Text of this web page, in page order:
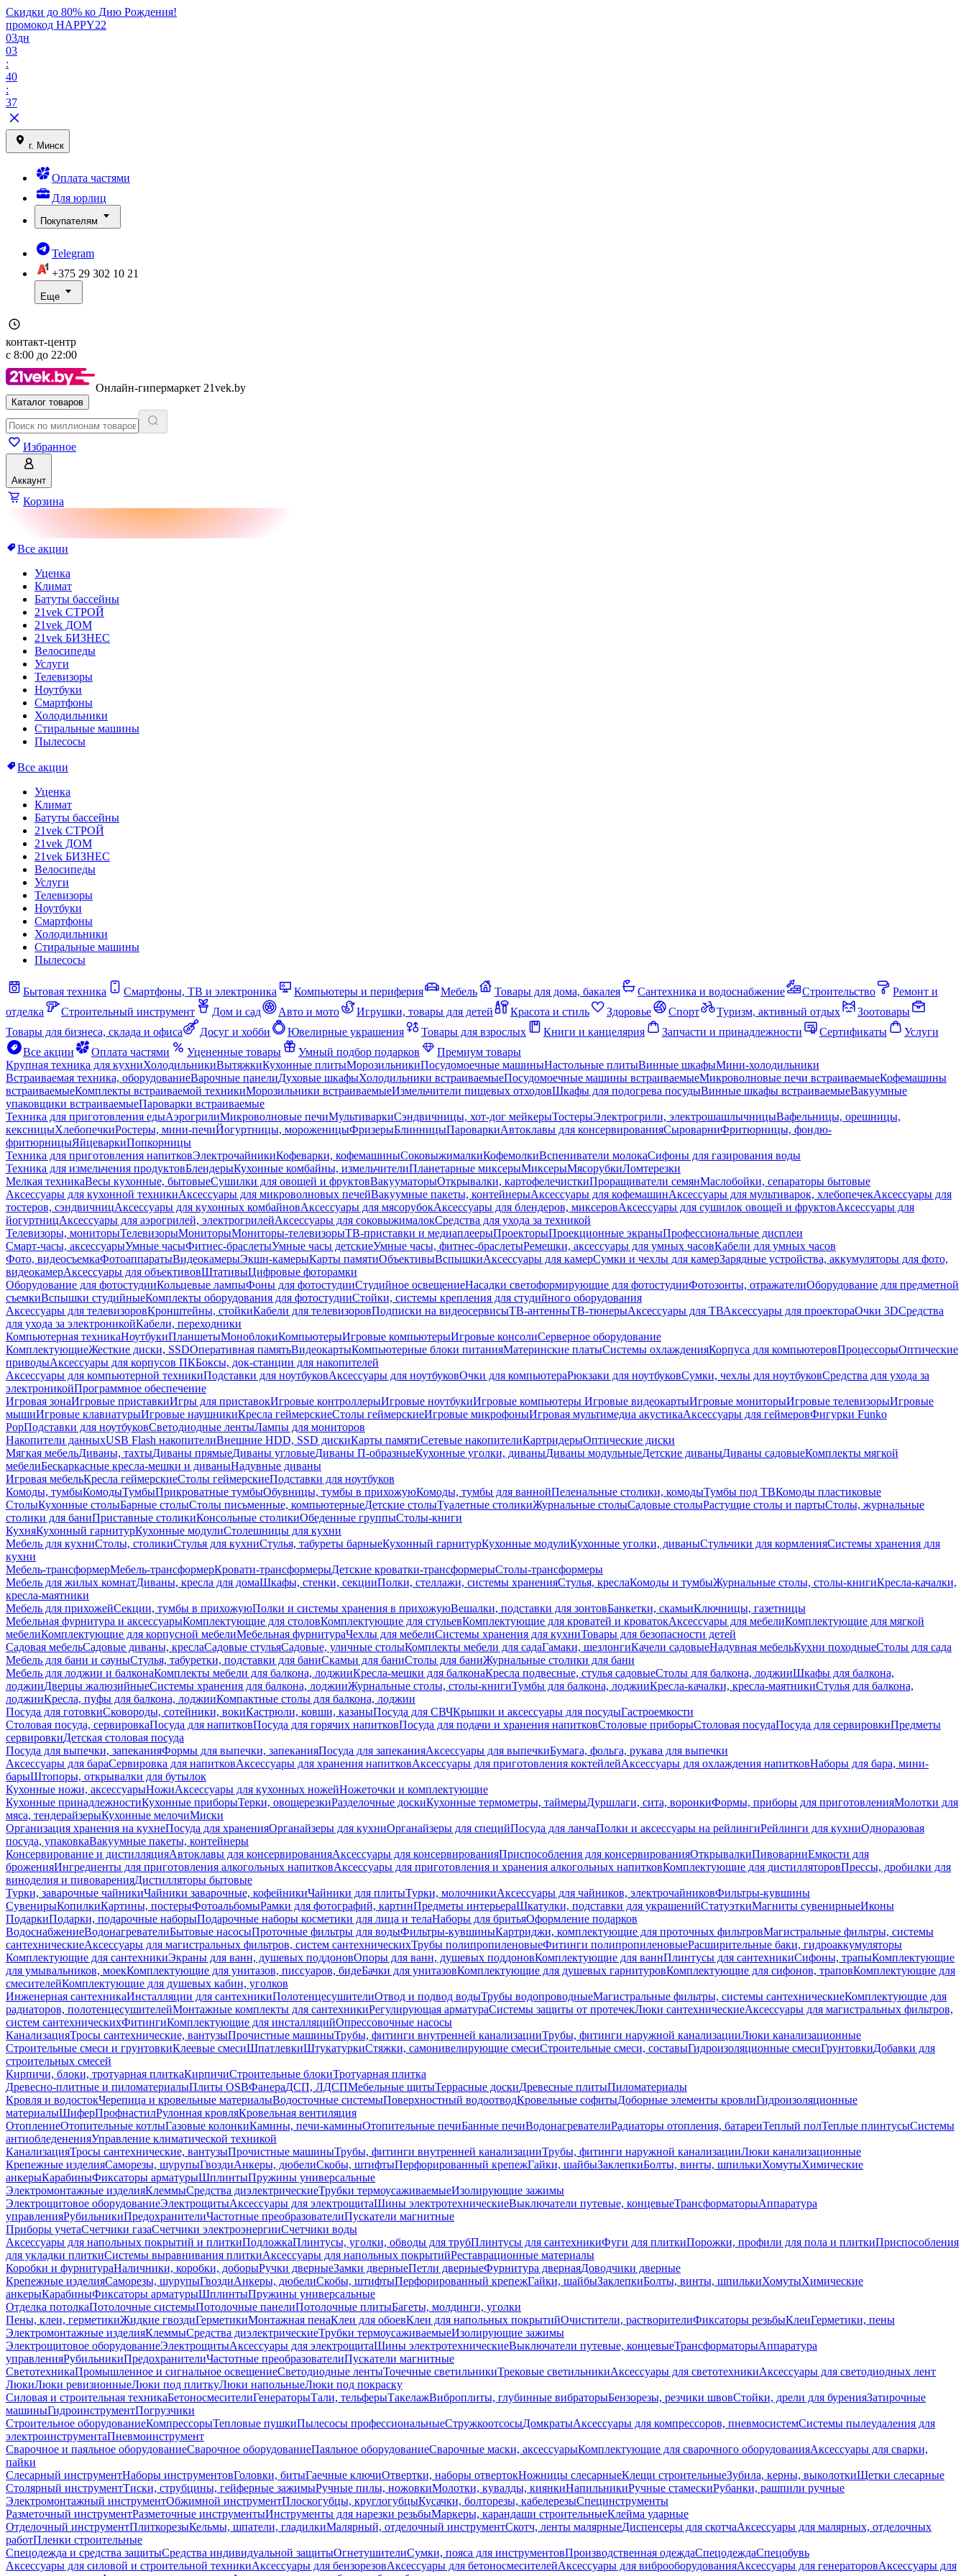
Скидки до 80% ко Дню Рождения!
промокод HAPPY22
03дн
03
:
40
:
37
г. Минск
Оплата частями
Для юрлиц
Покупателям
Telegram
+375 29 302 10 21
Еще
контакт-центр
с 8:00 до 22:00
Онлайн-гипермаркет 21vek.by
Каталог товаров
Избранное
Аккаунт
Корзина
Все акции
Уценка
Климат
Батуты бассейны
21vek СТРОЙ
21vek ДОМ
21vek БИЗНЕС
Велосипеды
Услуги
Телевизоры
Ноутбуки
Смартфоны
Холодильники
Стиральные машины
Пылесосы
Все акции
Уценка
Климат
Батуты бассейны
21vek СТРОЙ
21vek ДОМ
21vek БИЗНЕС
Велосипеды
Услуги
Телевизоры
Ноутбуки
Смартфоны
Холодильники
Стиральные машины
Пылесосы
Бытовая техника Смартфоны, ТВ и электроника Компьютеры и периферия Мебель Товары для дома, бакалея Сантехника и водоснабжение Строительство
Ремонт и
отделка
Строительный инструмент Дом и сад Авто и мото Игрушки, товары для детей Красота и стиль Здоровье Спорт Туризм, активный отдых
Зоотовары
Товары для бизнеса, склада и офиса
Досуг и хобби Ювелирные украшения Товары для взрослых Книги и канцелярия Запчасти и принадлежности Сертификаты
Услуги
Все акции
Оплата частями Уцененные товары Умный подбор подарков
Премиум товары
Крупная техника для кухниХолодильникиВытяжкиКухонные плитыМорозильникиПосудомоечные машиныНастольные плитыВинные шкафыМини-холодильники
Встраиваемая техника, оборудованиеВарочные панелиДуховые шкафыХолодильники встраиваемыеПосудомоечные машины встраиваемыеМикроволновые печи встраиваемыеКофемашины
встраиваемыеКомплекты встраиваемой техникиМорозильники встраиваемыеИзмельчители пищевых отходовШкафы для подогрева посудыВинные шкафы встраиваемыеВакуумные
упаковщики встраиваемыеПароварки встраиваемые
Техника для приготовления едыАэрогрилиМикроволновые печиМультиваркиСэндвичницы, хот-дог мейкерыТостерыЭлектрогрили, электрошашлычницыВафельницы, орешницы,
кексницыХлебопечкиРостеры, мини-печиЙогуртницы, мороженицыФризерыБлинницыПароваркиАвтоклавы для консервированияСыроварниФритюрницы, фондю-
фритюрницыЯйцеваркиПопкорницы
Техника для приготовления напитковЭлектрочайникиКофеварки, кофемашиныСоковыжималкиКофемолкиВспениватели молокаСифоны для газирования воды
Техника для измельчения продуктовБлендерыКухонные комбайны, измельчителиПланетарные миксерыМиксерыМясорубкиЛомтерезки
Мелкая техникаВесы кухонные, бытовыеСушилки для овощей и фруктовВакууматорыОткрывалки, картофелечисткиПроращиватели семянМаслобойки, сепараторы бытовые
Аксессуары для кухонной техникиАксессуары для микроволновых печейВакуумные пакеты, контейнерыАксессуары для кофемашинАксессуары для мультиварок, хлебопечекАксессуары для
тостеров, сэндвичницАксессуары для кухонных комбайновАксессуары для мясорубокАксессуары для блендеров, миксеровАксессуары для сушилок овощей и фруктовАксессуары для
йогуртницАксессуары для аэрогрилей, электрогрилейАксессуары для соковыжималокСредства для ухода за техникой
Телевизоры, мониторыТелевизорыМониторыМониторы-телевизорыТВ-приставки и медиаплеерыПроекторыПроекционные экраныПрофессиональные дисплеи
Смарт-часы, аксессуарыУмные часыФитнес-браслетыУмные часы детскиеУмные часы, фитнес-браслетыРемешки, аксессуары для умных часовКабели для умных часов
Фото, видеосъемкаФотоаппаратыВидеокамерыЭкшн-камерыКарты памятиОбъективыВспышкиАксессуары для камерСумки и чехлы для камерЗарядные устройства, аккумуляторы для фото,
видеокамерАксессуары для объективовШтативыЦифровые фоторамки
Оборудование для фотостудииКольцевые лампыФоны для фотостудииСтудийное освещениеНасадки светоформирующие для фотостудииФотозонты, отражателиОборудование для предметной
съемкиВспышки студийныеКомплекты оборудования для фотостудииСтойки, системы крепления для студийного оборудования
Аксессуары для телевизоровКронштейны, стойкиКабели для телевизоровПодписки на видеосервисыТВ-антенныТВ-тюнерыАксессуары для ТВАксессуары для проектораОчки 3DСредства
для ухода за электроникойКабели, переходники
Компьютерная техникаНоутбукиПланшетыМоноблокиКомпьютерыИгровые компьютерыИгровые консолиСерверное оборудование
КомплектующиеЖесткие диски, SSDОперативная памятьВидеокартыКомпьютерные блоки питанияМатеринские платыСистемы охлажденияКорпуса для компьютеровПроцессорыОптические
приводыАксессуары для корпусов ПКБоксы, док-станции для накопителей
Аксессуары для компьютерной техникиПодставки для ноутбуковАксессуары для ноутбуковОчки для компьютераРюкзаки для ноутбуковСумки, чехлы для ноутбуковСредства для ухода за
электроникойПрограммное обеспечение
Игровая зонаИгровые приставкиИгры для приставокИгровые контроллерыИгровые ноутбукиИгровые компьютеры Игровые видеокартыИгровые мониторыИгровые телевизорыИгровые
мышиИгровые клавиатурыИгровые наушникиКресла геймерскиеСтолы геймерскиеИгровые микрофоныИгровая мультимедиа акустикаАксессуары для геймеровФигурки Funko
PopПодставки для ноутбуковСветодиодные лентыЛампы для мониторов
Накопители данныхUSB Flash накопителиВнешние HDD, SSD дискиКарты памятиСетевые накопителиКартридерыОптические диски
Мягкая мебельДиваны, тахтыДиваны прямыеДиваны угловыеДиваны П-образныеКухонные уголки, диваныДиваны модульныеДетские диваныДиваны садовыеКомплекты мягкой
мебелиБескаркасные кресла-мешки и диваныНадувные диваны
Игровая мебельКресла геймерскиеСтолы геймерскиеПодставки для ноутбуков
Комоды, тумбыКомодыТумбыПрикроватные тумбыОбувницы, тумбы в прихожуюКомоды, тумбы для ваннойПеленальные столики, комодыТумбы под ТВКомоды пластиковые
СтолыКухонные столыБарные столыСтолы письменные, компьютерныеДетские столыТуалетные столикиЖурнальные столыСадовые столыРастущие столы и партыСтолы, журнальные
столики для баниПриставные столикиКонсольные столикиОбеденные группыСтолы-книги
КухняКухонный гарнитурКухонные модулиСтолешницы для кухни
Мебель для кухниСтолы, столикиСтулья для кухниСтулья, табуреты барныеКухонный гарнитурКухонные модулиКухонные уголки, диваныСтульчики для кормленияСистемы хранения для
кухни
Мебель-трансформерМебель-трансформерКровати-трансформерыДетские кроватки-трансформерыСтолы-трансформеры
Мебель для жилых комнатДиваны, кресла для домаШкафы, стенки, секцииПолки, стеллажи, системы храненияСтулья, креслаКомоды и тумбыЖурнальные столы, столы-книгиКресла-качалки,
кресла-маятники
Мебель для прихожейСекции, тумбы в прихожуюПолки и системы хранения в прихожуюВешалки, подставки для зонтовБанкетки, скамьиКлючницы, газетницы
Мебельная фурнитура и аксессуарыКомплектующие для столовКомплектующие для стульевКомплектующие для кроватей и кроватокАксессуары для мебелиКомплектующие для мягкой
мебелиКомплектующие для корпусной мебелиМебельная фурнитураЧехлы для мебелиСистемы хранения для кухниТовары для безопасности детей
Садовая мебельСадовые диваны, креслаСадовые стульяСадовые, уличные столыКомплекты мебели для садаГамаки, шезлонгиКачели садовыеНадувная мебельКухни походныеСтолы для сада
Мебель для бани и сауныСтулья, табуретки, подставки для баниСкамьи для баниСтолы для баниЖурнальные столики для бани
Мебель для лоджии и балконаКомплекты мебели для балкона, лоджииКресла-мешки для балконаКресла подвесные, стулья садовыеСтолы для балкона, лоджииШкафы для балкона,
лоджииДверцы жалюзийныеСистемы хранения для балкона, лоджииЖурнальные столы, столы-книгиТумбы для балкона, лоджииКресла-качалки, кресла-маятникиСтулья для балкона,
лоджииКресла, пуфы для балкона, лоджииКомпактные столы для балкона, лоджии
Посуда для готовкиСковороды, сотейники, вокиКастрюли, ковши, казаныПосуда для СВЧКрышки и аксессуары для посудыГастроемкости
Столовая посуда, сервировкаПосуда для напитковПосуда для горячих напитковПосуда для подачи и хранения напитковСтоловые приборыСтоловая посудаПосуда для сервировкиПредметы
сервировкиДетская столовая посуда
Посуда для выпечки, запеканияФормы для выпечки, запеканияПосуда для запеканияАксессуары для выпечкиБумага, фольга, рукава для выпечки
Аксессуары для бараСервировка для напитковАксессуары для хранения напитковАксессуары для приготовления коктейлейАксессуары для охлаждения напитковНаборы для бара, мини-
барыШтопоры, открывалки для бутылок
Кухонные ножи, аксессуарыНожиАксессуары для кухонных ножейНожеточки и комплектующие
Кухонные принадлежностиКухонные приборыТерки, овощерезкиРазделочные доскиКухонные термометры, таймерыДуршлаги, сита, воронкиФормы, приборы для приготовленияМолотки для
мяса, тендерайзерыКухонные мелочиМиски
Организация хранения на кухнеПосуда для храненияОрганайзеры для кухниОрганайзеры для специйПосуда для ланчаПолки и аксессуары на рейлингиРейлинги для кухниОдноразовая
посуда, упаковкаВакуумные пакеты, контейнеры
Консервирование и дистилляцияАвтоклавы для консервированияАксессуары для консервированияПриспособления для консервированияОткрывалкиПивоварниЕмкости для
броженияИнгредиенты для приготовления алкогольных напитковАксессуары для приготовления и хранения алкогольных напитковКомплектующие для дистилляторовПрессы, дробилки для
виноделия и пивоваренияДистилляторы бытовые
Турки, заварочные чайникиЧайники заварочные, кофейникиЧайники для плитыТурки, молочникиАксессуары для чайников, электрочайниковФильтры-кувшины
СувенирыКопилкиКартины, постерыФотоальбомыРамки для фотографий, картинПредметы интерьераШкатулки, подставки для украшенийСтатуэткиМагниты сувенирныеИконы
ПодаркиПодарки, подарочные наборыПодарочные наборы косметики для лица и телаНаборы для бритьяОформление подарков
ВодоснабжениеВодонагревателиБытовые насосыПроточные фильтры для водыФильтры-кувшиныКартриджи, комплектующие для проточных фильтровМагистральные фильтры, системы
сантехническиеАксессуары для магистральных фильтров, систем сантехническихТрубы полипропиленовыеФитинги полипропиленовыеРасширительные баки, гидроаккумуляторы
Комплектующие для сантехникиЭкраны для ванн, душевых поддоновОпоры для ванн, душевых поддоновКомплектующие для ваннПлинтусы для сантехникиСифоны, трапыКомплектующие
для умывальников, моекКомплектующие для унитазов, писсуаров, бидеБачки для унитазовКомплектующие для душевых гарнитуровКомплектующие для сифонов, траповКомплектующие для
смесителейКомплектующие для душевых кабин, уголков
Инженерная сантехникаИнсталляции для сантехникиПолотенцесушителиОтвод и подвод водыТрубы водопроводныеМагистральные фильтры, системы сантехническиеКомплектующие для
радиаторов, полотенцесушителейМонтажные комплекты для сантехникиРегулирующая арматураСистемы защиты от протечекЛюки сантехническиеАксессуары для магистральных фильтров,
систем сантехническихФитингиКомплектующие для инсталляцийОпрессовочные насосы
КанализацияТросы сантехнические, вантузыПрочистные машиныТрубы, фитинги внутренней канализацииТрубы, фитинги наружной канализацииЛюки канализационные
Строительные смеси и грунтовкиКлеевые смесиШпатлевкиШтукатуркиСтяжки, самонивелирующие смесиСтроительные смеси, составыГидроизоляционные смесиГрунтовкиДобавки для
строительных смесей
Кирпичи, блоки, тротуарная плиткаКирпичиСтроительные блокиТротуарная плитка
Древесно-плитные и пиломатериалыПлиты OSBФанераДСП, ЛДСПМебельные щитыТеррасные доскиДревесные плитыПиломатериалы
Кровля и водостокЧерепица и кровельные материалыВодосточные системыПоверхностный водоотводКровельные софитыДоборные элементы кровлиГидроизоляционные
материалыШиферПрофнастилРулонная кровляКровельная вентиляция
ОтоплениеОтопительные котлыГазовые колонкиКамины, печи-каминыОтопительные печиБанные печиВодонагревателиРадиаторы отопления, батареиТеплый полТеплые плинтусыСистемы
антиобледененияУправление климатической техникой
КанализацияТросы сантехнические, вантузыПрочистные машиныТрубы, фитинги внутренней канализацииТрубы, фитинги наружной канализацииЛюки канализационные
Крепежные изделияСаморезы, шурупыГвоздиАнкеры, дюбелиСкобы, штифтыПерфорированный крепежГайки, шайбыЗаклепкиБолты, винты, шпилькиХомутыХимические
анкерыКарабиныФиксаторы арматурыШплинтыПружины универсальные
Электромонтажные изделияКлеммыСредства диэлектрическиеТрубки термоусаживаемыеИзолирующие зажимы
Электрощитовое оборудованиеЭлектрощитыАксессуары для электрощитаШины электротехническиеВыключатели путевые, концевыеТрансформаторыАппаратура
управленияРубильникиПредохранителиЧастотные преобразователиПускатели магнитные
Приборы учетаСчетчики газаСчетчики электроэнергииСчетчики воды
Аксессуары для напольных покрытий и плиткиПодложкаПлинтусы, уголки, обводы для трубПлинтусы для сантехникиФуги для плиткиПорожки, профили для пола и плиткиПриспособления
для укладки плиткиСистемы выравнивания плиткиАксессуары для напольных покрытийРеставрационные материалы
Коробки и фурнитураНаличники, коробки, доборыРучки дверныеЗамки дверныеПетли дверныеФурнитура двернаяДоводчики дверные
Крепежные изделияСаморезы, шурупыГвоздиАнкеры, дюбелиСкобы, штифтыПерфорированный крепежГайки, шайбыЗаклепкиБолты, винты, шпилькиХомутыХимические
анкерыКарабиныФиксаторы арматурыШплинтыПружины универсальные
Отделка потолкаПотолочные системыПотолочные панелиПотолочные плитыБагеты, молдинги, уголки
Пены, клеи, герметикиЖидкие гвоздиГерметикиМонтажная пенаКлеи для обоевКлеи для напольных покрытийОчистители, растворителиФиксаторы резьбыКлеиГерметики, пены
Электромонтажные изделияКлеммыСредства диэлектрическиеТрубки термоусаживаемыеИзолирующие зажимы
Электрощитовое оборудованиеЭлектрощитыАксессуары для электрощитаШины электротехническиеВыключатели путевые, концевыеТрансформаторыАппаратура
управленияРубильникиПредохранителиЧастотные преобразователиПускатели магнитные
СветотехникаПромышленное и сигнальное освещениеСветодиодные лентыТочечные светильникиТрековые светильникиАксессуары для светотехникиАксессуары для светодиодных лент
ЛюкиЛюки ревизионныеЛюки под плиткуЛюки напольныеЛюки под покраску
Силовая и строительная техникаБетоносмесителиГенераторыТали, тельферыТакелажВиброплиты, глубинные вибраторыБензорезы, резчики швовСтойки, дрели для буренияЗатирочные
машиныГидроинструментПогрузчики
Строительное оборудованиеКомпрессорыТепловые пушкиПылесосы профессиональныеСтружкоотсосыДомкратыАксессуары для компрессоров, пневмосистемСистемы пылеудаления для
электроинструментаПневмоинструмент
Сварочное и паяльное оборудованиеСварочное оборудованиеПаяльное оборудованиеСварочные маски, аксессуарыКомплектующие для сварочного оборудованияАксессуары для сварки,
пайки
Слесарный инструментНаборы инструментовГоловки, битыГаечные ключиОтвертки, наборы отвертокНожницы слесарныеКлещи строительныеЗубила, керны, выколоткиЩетки слесарные
Столярный инструментТиски, струбцины, гейферные зажимыРучные пилы, ножовкиМолотки, кувалды, киянкиНапильникиРучные стамескиРубанки, рашпили ручные
Электромонтажный инструментОбжимной инструментПлоскогубцы, круглогубцыКусачки, болторезы, кабелерезыСпецинструменты
Разметочный инструментРазметочные инструментыИнструменты для нарезки резьбыМаркеры, карандаши строительныеКлейма ударные
Отделочный инструментПлиткорезыКельмы, шпатели, гладилкиМалярный, отделочный инструментСкотч, ленты малярныеДиспенсеры для скотчаАксессуары для малярных, отделочных
работПленки строительные
Спецодежда и средства защитыСредства индивидуальной защитыОгнетушителиСумки, пояса для инструментовПроизводственная одеждаСпецодеждаСпецобувь
Аксессуары для силовой и строительной техникиАксессуары для бензорезовАксессуары для бетоносмесителейАксессуары для виброоборудованияАксессуары для генераторовАксессуары для